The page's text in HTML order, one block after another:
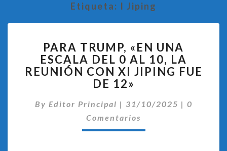
Etiqueta: I Jiping
TRUMP,
«EN
UNA
ESCALA
0
AL
PARA TRUMP, «EN UNA
ESCALA DEL 0 AL 10, LA
REUNIÓN CON XI JIPING FUE
DE 12»
By Editor Principal | 31/10/2025 | 0
Comentarios